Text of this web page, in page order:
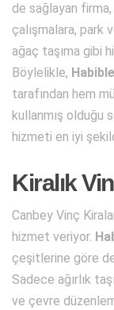
de sağlayan
çalışmalara, park
ağaç taşıma gibi
Böylelikle,
tarafından hem
kullanmış olduğu
hizmeti en iyi
Kiralık
Canbey Vinç
hizmet veriyor.
çeşitlerine göre de
Sadece ağırlık
ve çevre